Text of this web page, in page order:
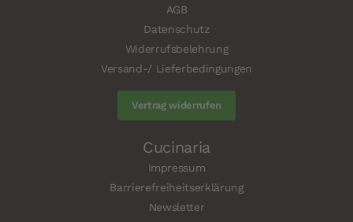
AGB
Datenschutz
Widerrufsbelehrung
Versand-/ Lieferbedingungen
Vertrag widerrufen
Cucinaria
Impressum
Barrierefreiheitserklärung
Newsletter